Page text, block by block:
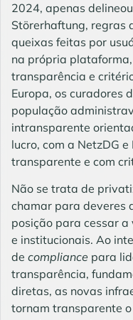
2024, apenas
Störerhaftung, regras
queixas feitas por
na própria
transparência e
Europa, os curadores
população
intransparente
lucro, com a NetzDG
transparente e com
Não se trata de
chamar para deveres
posição para cessar
e institucionais. Ao
de compliance para
transparência,
diretas, as novas
tornam transparente